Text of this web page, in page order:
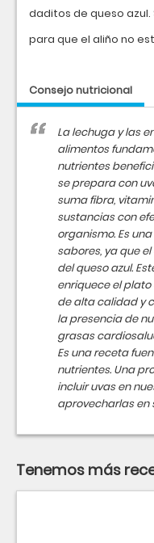
daditos de queso
para que el aliño no
Consejo nutricional
La lechuga y las
alimentos
nutrientes
se prepara con
suma fibra,
sustancias con
organismo. Es
sabores, ya que
del queso azul.
enriquece el
de alta calidad y
la presencia de
grasas
Es una receta
nutrientes. Una
incluir uvas en
aprovecharlas en
Tenemos más